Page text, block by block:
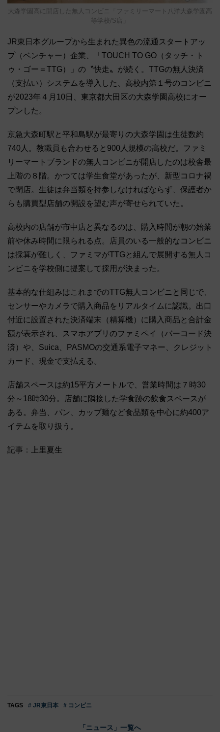
大森学園高に開店した無人コンビニ「ファミリーマート八洋大森学園高
等学校/S店」
JR東日本グループから生まれた異色の流通スタートアッ
プ（ベンチャー）企業、「TOUCH TO GO（タッチ・ト
ゥ・ゴー＝TTG）」の〝快走〟が続く。TTGの無人決済
（支払い）システムを導入した、高校内第１号のコンビニ
が2023年４月10日、東京都大田区の大森学園高校にオー
プンした。
京急大森町駅と平和島駅が最寄りの大森学園は生徒数約
740人。教職員も合わせると900人規模の高校だ。ファミ
リーマートブランドの無人コンビニが開店したのは校舎最
上階の８階。かつては学生食堂があったが、新型コロナ禍
で閉店。生徒は弁当類を持参しなければならず、保護者か
らも購買型店舗の開設を望む声が寄せられていた。
高校内の店舗が市中店と異なるのは、購入時間が朝の始業
前や休み時間に限られる点。店員のいる一般的なコンビニ
は採算が難しく、ファミマがTTGと組んで展開する無人コ
ンビニを学校側に提案して採用が決まった。
基本的な仕組みはこれまでのTTG無人コンビニと同じで、
センサーやカメラで購入商品をリアルタイムに認識。出口
付近に設置された決済端末（精算機）に購入商品と合計金
額が表示され、スマホアプリのファミペイ（バーコード決
済）や、Suica、PASMOの交通系電子マネー、クレジット
カード、現金で支払える。
店舗スペースは約15平方メートルで、営業時間は７時30
分～18時30分。店舗に隣接した学食跡の飲食スペースが
ある。弁当、パン、カップ麺など食品類を中心に約400ア
イテムを取り扱う。
記事：上里夏生
TAGS # JR東日本 # コンビニ
「ニュース」一覧へ